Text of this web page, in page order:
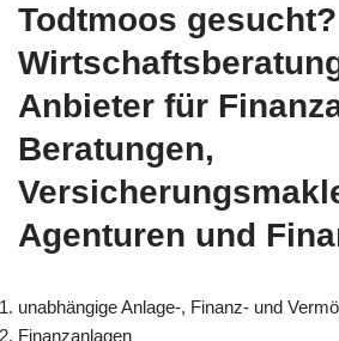
Todtmoos
Anbieter für
Beratungen,
Agenturen und
unabhängige Anlage-, Finanz- und
Finanzanlagen